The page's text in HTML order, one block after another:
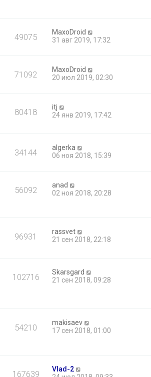
49075
MaxoDroid
31 авг 2019, 17:32
71092
MaxoDroid
20 июл 2019, 02:30
80418
itj
24 янв 2019, 17:42
34144
algerka
06 ноя 2018, 15:39
56092
anad
02 ноя 2018, 20:28
96931
rassvet
21 сен 2018, 22:18
102716
Skarsgard
21 сен 2018, 09:28
54210
makisaev
17 сен 2018, 01:00
167639
Vlad-2